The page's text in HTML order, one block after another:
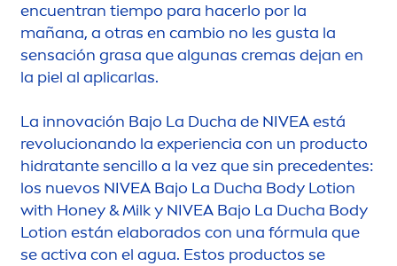
encuentran tiempo para hacerlo por la
mañana, a otras en cambio no les gusta la
sensación grasa que algunas cremas dejan en
la piel al aplicarlas.
La innovación Bajo La Ducha de NIVEAestá
revolucionando la experiencia con un producto
hidratante sencillo a la vez que sin precedentes:
los nuevos NIVEA Bajo La Ducha Body Lotion
with Honey & Milk y NIVEA Bajo La Ducha Body
Lotion están elaborados con una fórmula que
se activa con el agua. Estos productos se